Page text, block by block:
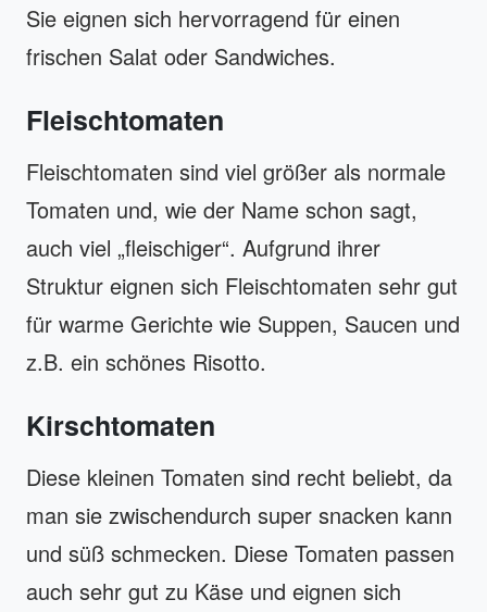
Sie eignen sich hervorragend für einen
frischen Salat oder Sandwiches.
Fleischtomaten
Fleischtomaten sind viel größer als normale
Tomaten und, wie der Name schon sagt,
auch viel „fleischiger“. Aufgrund ihrer
Struktur eignen sich Fleischtomaten sehr gut
für warme Gerichte wie Suppen, Saucen und
z.B. ein schönes Risotto.
Kirschtomaten
Diese kleinen Tomaten sind recht beliebt, da
man sie zwischendurch super snacken kann
und süß schmecken. Diese Tomaten passen
auch sehr gut zu Käse und eignen sich